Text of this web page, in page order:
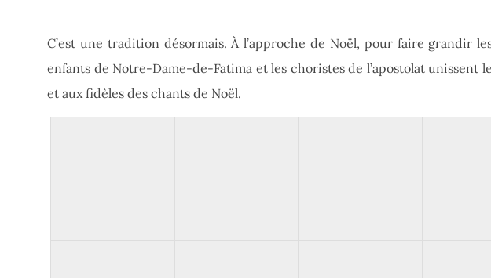
C’est une tradition désormais. À l’approche de Noël, pour faire grandir
enfants de Notre-Dame-de-Fatima et les choristes de l’apostolat unissent
et aux fidèles des chants de Noël.